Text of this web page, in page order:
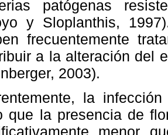
patógenas
y Sloplanthis,
frecuentemente
a la alteración del
2003).
la
que la presencia de
menor